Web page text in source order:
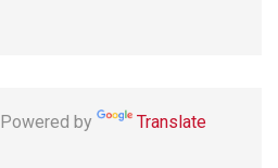
Powered by Translate